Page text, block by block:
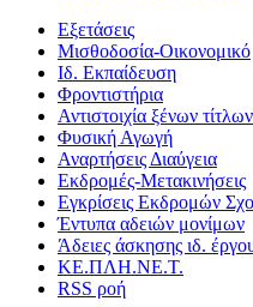
Εξετάσεις
Μισθοδοσία-Οικονομικό
Ιδ. Εκπαίδευση
Φροντιστήρια
Αντιστοιχία ξένων τίτλων
Φυσική Αγωγή
Αναρτήσεις Διαύγεια
Εκδρομές-Μετακινήσεις
Εγκρίσεις Εκδρομών
Έντυπα αδειών μονίμων
Άδειες άσκησης ιδ.
ΚΕ.ΠΛΗ.ΝΕ.Τ.
RSS ροή